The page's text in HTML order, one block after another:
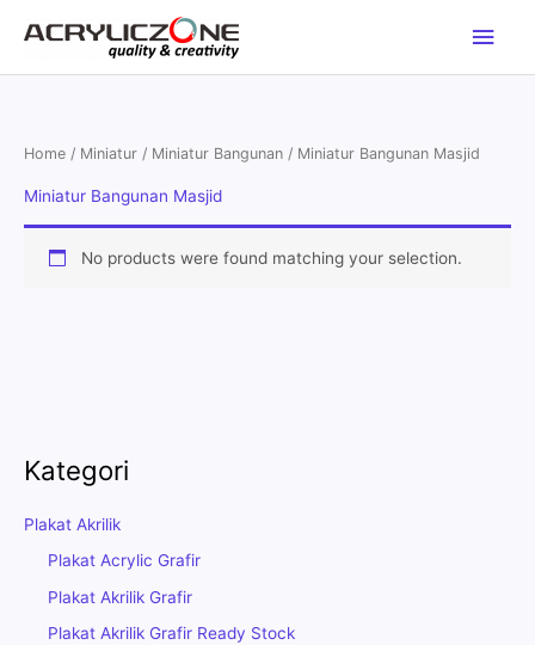
Main
Kategori
Plakat Akrilik
Plakat Acrylic Grafir
Plakat Akrilik Grafir
Plakat Akrilik Grafir Ready Stock
Home / Miniatur / Miniatur Bangunan / Miniatur Bangunan Masjid
Miniatur Bangunan Masjid
No products were found matching your selection.